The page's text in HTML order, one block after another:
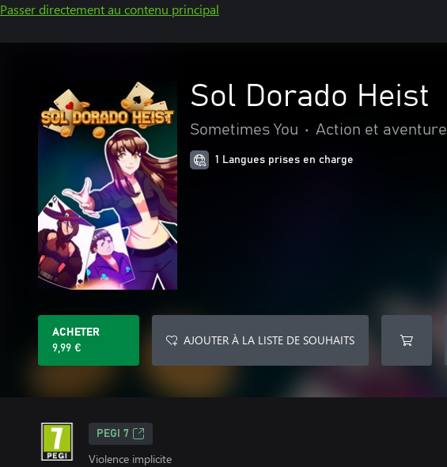
Passer directement au contenu principal
Sol Dorado Heist
Sometimes You • Action et aventure
1 Langues prises en charge
ACHETER
9,99 €
AJOUTER À LA LISTE DE SOUHAITS
PEGI 7
Violence implicite